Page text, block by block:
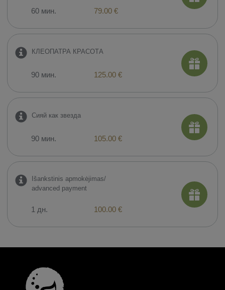
60 мин. 79.00 €
КЛЕОПАТРА КРАСОТА
90 мин. 125.00 €
Сияй как звезда
90 мин. 105.00 €
Išankstinis apmokėjimas/
advanced payment
1 дн. 100.00 €